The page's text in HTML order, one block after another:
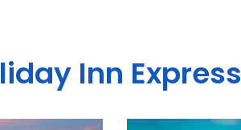
Inn Express